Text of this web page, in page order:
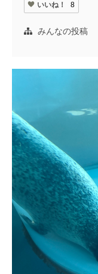
いいね！ 8
みんなの投稿